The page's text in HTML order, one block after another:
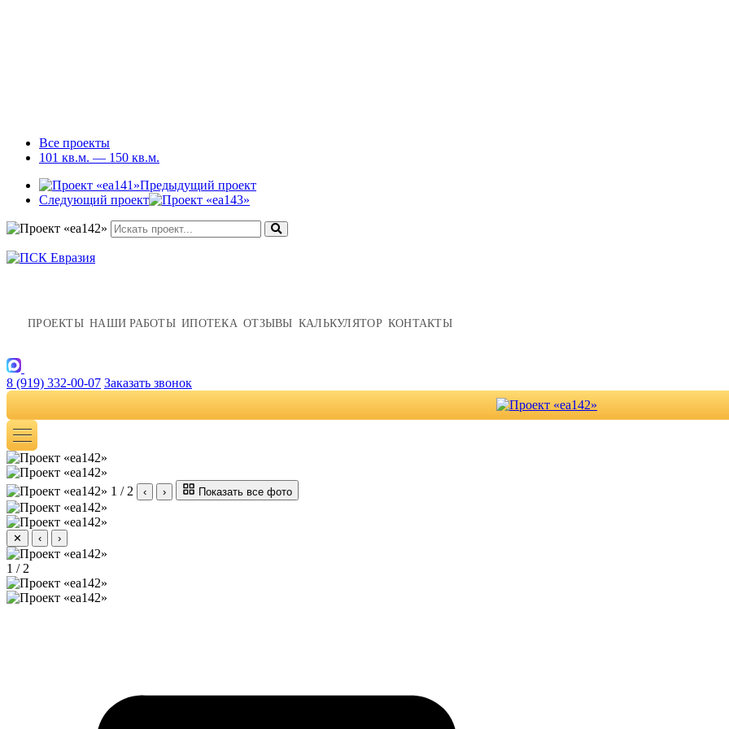
Все проекты
101 кв.м. — 150 кв.м.
Предыдущий проект
Следующий проект
ПРОЕКТЫ НАШИ РАБОТЫ ИПОТЕКА ОТЗЫВЫ КАЛЬКУЛЯТОР КОНТАКТЫ
8 (919) 332-00-07 Заказать звонок
1 / 2 ‹ › Показать все фото
✕ ‹ ›
1 / 2